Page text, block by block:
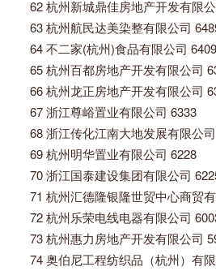
62 杭州新城鼎佳房地产开发有限
63 杭州航民达美染整有限公司
64 不二家(杭州)食品有限公司 6409
65 杭州百都房地产开发有限公司
66 杭州龙正房地产开发有限公司
67 浙江尊峪置业有限公司 6333
68 浙江传化江南大地发展有限公
69 杭州明华置业有限公司 6228
70 浙江国泰建设集团有限公司
71 杭州汇德隆银隆世贸中心商贸
72 杭州乐荣电线电器有限公司
73 杭州惠力房地产开发有限公司
74 奥伯尼工程纺织品（杭州）有